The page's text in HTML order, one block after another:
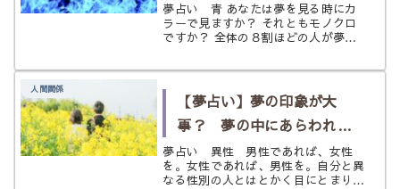
夢占い 青 あなたは夢を見る時にカ
ラーで見ますか？ それともモノクロ
ですか？ 全体の８割ほどの人が夢を
色が鮮烈に印象に残る夢を見ることは
していれば、多くの人が何気なく接し
て...
人間関係
【夢占い】夢の印象が大
事？ 夢の中にあらわれた
《異性》の意味とは？
夢占い 異性 男性であれば、女性
を。女性であれば、男性を。自分と異
なる性別の人とはとかく目にとまり気